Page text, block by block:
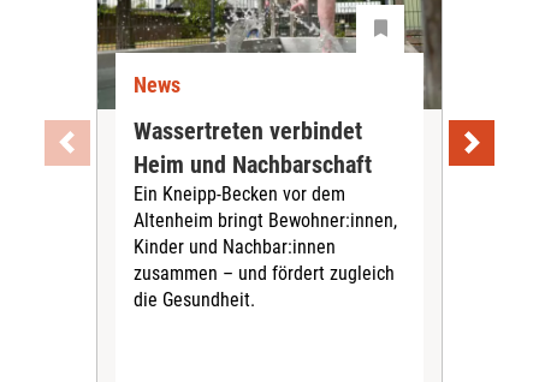
News
Wassertreten verbindet
Heim und Nachbarschaft
Ein Kneipp-Becken vor dem
Altenheim bringt Bewohner:innen,
Kinder und Nachbar:innen
zusammen – und fördert zugleich
die Gesundheit.